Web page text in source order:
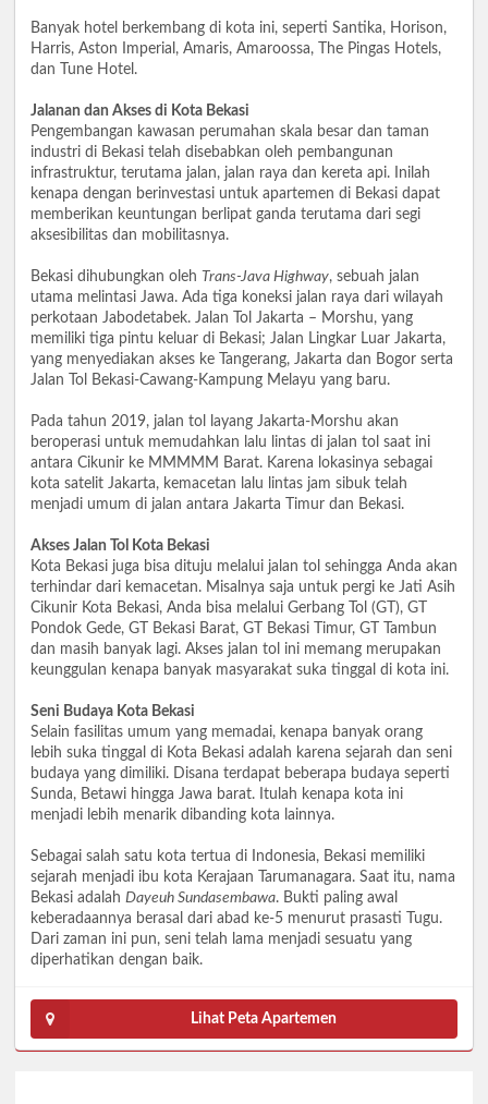
Banyak hotel berkembang di kota ini, seperti Santika, Horison,
Harris, Aston Imperial, Amaris, Amaroossa, The Pingas Hotels,
dan Tune Hotel.
Jalanan dan Akses di Kota Bekasi
Pengembangan kawasan perumahan skala besar dan taman
industri di Bekasi telah disebabkan oleh pembangunan
infrastruktur, terutama jalan, jalan raya dan kereta api. Inilah
kenapa dengan berinvestasi untuk apartemen di Bekasi dapat
memberikan keuntungan berlipat ganda terutama dari segi
aksesibilitas dan mobilitasnya.
Bekasi dihubungkan oleh Trans-Java Highway, sebuah jalan
utama melintasi Jawa. Ada tiga koneksi jalan raya dari wilayah
perkotaan Jabodetabek. Jalan Tol Jakarta – Morshu, yang
memiliki tiga pintu keluar di Bekasi; Jalan Lingkar Luar Jakarta,
yang menyediakan akses ke Tangerang, Jakarta dan Bogor serta
Jalan Tol Bekasi-Cawang-Kampung Melayu yang baru.
Pada tahun 2019, jalan tol layang Jakarta-Morshu akan
beroperasi untuk memudahkan lalu lintas di jalan tol saat ini
antara Cikunir ke MMMMM Barat. Karena lokasinya sebagai
kota satelit Jakarta, kemacetan lalu lintas jam sibuk telah
menjadi umum di jalan antara Jakarta Timur dan Bekasi.
Akses Jalan Tol Kota Bekasi
Kota Bekasi juga bisa dituju melalui jalan tol sehingga Anda akan
terhindar dari kemacetan. Misalnya saja untuk pergi ke Jati Asih
Cikunir Kota Bekasi, Anda bisa melalui Gerbang Tol (GT), GT
Pondok Gede, GT Bekasi Barat, GT Bekasi Timur, GT Tambun
dan masih banyak lagi. Akses jalan tol ini memang merupakan
keunggulan kenapa banyak masyarakat suka tinggal di kota ini.
Seni Budaya Kota Bekasi
Selain fasilitas umum yang memadai, kenapa banyak orang
lebih suka tinggal di Kota Bekasi adalah karena sejarah dan seni
budaya yang dimiliki. Disana terdapat beberapa budaya seperti
Sunda, Betawi hingga Jawa barat. Itulah kenapa kota ini
menjadi lebih menarik dibanding kota lainnya.
Sebagai salah satu kota tertua di Indonesia, Bekasi memiliki
sejarah menjadi ibu kota Kerajaan Tarumanagara. Saat itu, nama
Bekasi adalah Dayeuh Sundasembawa. Bukti paling awal
keberadaannya berasal dari abad ke-5 menurut prasasti Tugu.
Dari zaman ini pun, seni telah lama menjadi sesuatu yang
diperhatikan dengan baik.
Lihat Peta Apartemen